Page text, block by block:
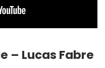
– Lucas Fabre